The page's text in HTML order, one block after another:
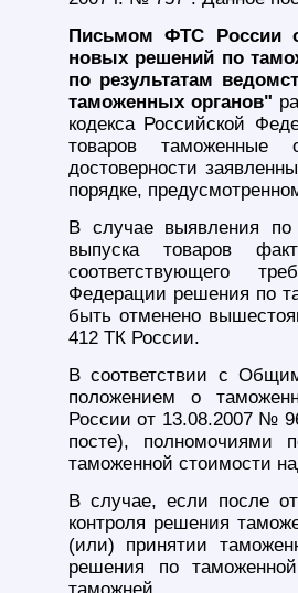
Письмом ФТС России
новых решений по
по результатам
таможенных органов"
кодекса Российской
товаров таможенные
достоверности
порядке,
В случае выявления по
выпуска товаров
соответствующего
Федерации решения по
быть отменено
412 ТК России.
В соответствии с
положением о
России от 13.08.2007 №
посте), полномочиями
таможенной стоимости
В случае, если после
контроля решения
(или) принятии
решения по